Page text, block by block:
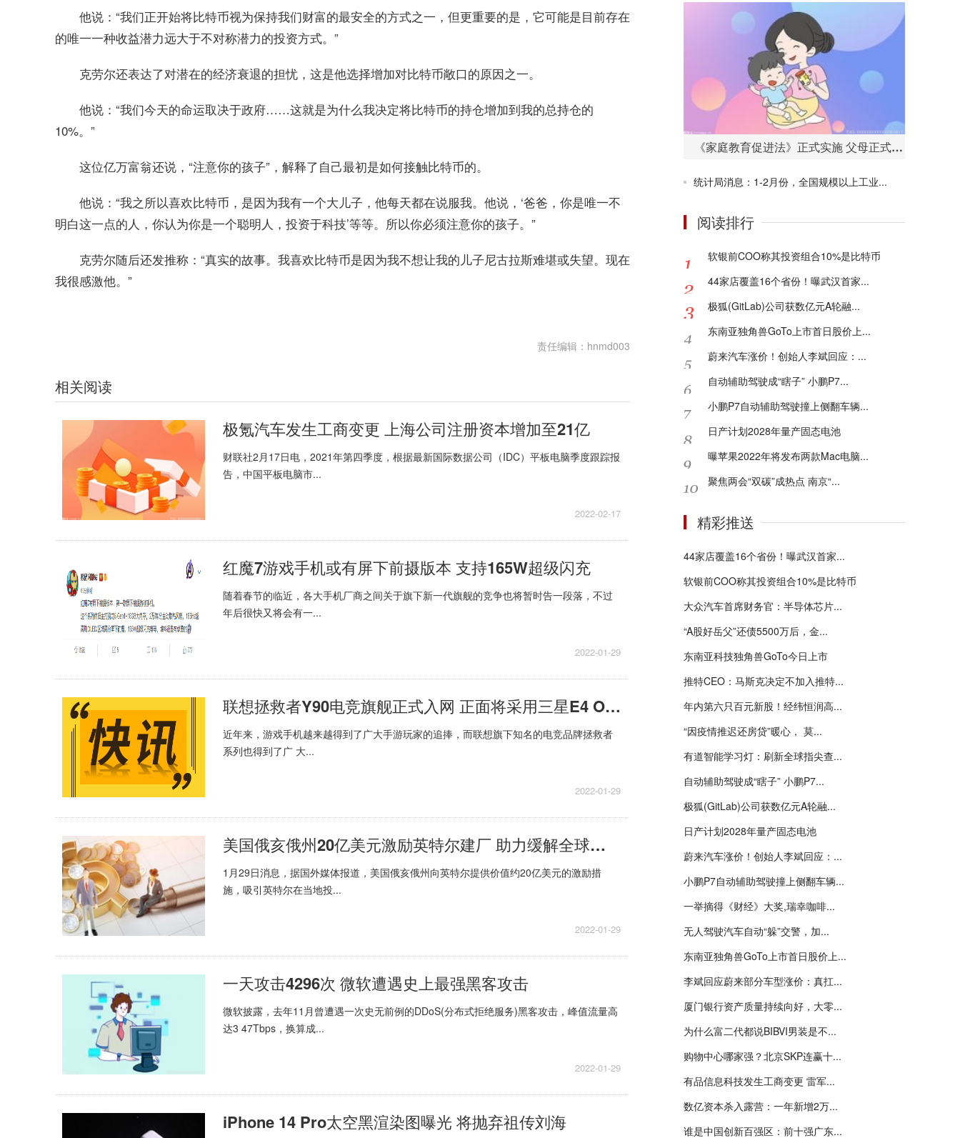
他说：“我们正开始将比特币视为保持我们财富的最安全的方式之一，但更重要的是，它可能是目前存在
的唯一一种收益潜力远大于不对称潜力的投资方式。”
克劳尔还表达了对潜在的经济衰退的担忧，这是他选择增加对比特币敞口的原因之一。
他说：“我们今天的命运取决于政府……这就是为什么我决定将比特币的持仓增加到我的总持仓的
10%。”
这位亿万富翁还说，“注意你的孩子”，解释了自己最初是如何接触比特币的。
他说：“我之所以喜欢比特币，是因为我有一个大儿子，他每天都在说服我。他说，‘爸爸，你是唯一不
明白这一点的人，你认为你是一个聪明人，投资于科技’等等。所以你必须注意你的孩子。”
克劳尔随后还发推称：“真实的故事。我喜欢比特币是因为我不想让我的儿子尼古拉斯难堪或失望。现在
我很感激他。”
责任编辑：hnmd003
相关阅读
极氪汽车发生工商变更 上海公司注册资本增加至21亿
财联社2月17日电，2021年第四季度，根据最新国际数据公司（IDC）平板电脑季度跟踪报
告，中国平板电脑市...
2022-02-17
红魔7游戏手机或有屏下前摄版本 支持165W超级闪充
随着春节的临近，各大手机厂商之间关于旗下新一代旗舰的竞争也将暂时告一段落，不过
年后很快又将会有一...
2022-01-29
联想拯救者Y90电竞旗舰正式入网 正面将采用三星E4 OLED屏幕
近年来，游戏手机越来越得到了广大手游玩家的追捧，而联想旗下知名的电竞品牌拯救者
系列也得到了广 大...
2022-01-29
美国俄亥俄州20亿美元激励英特尔建厂 助力缓解全球芯片短缺
1月29日消息，据国外媒体报道，美国俄亥俄州向英特尔提供价值约20亿美元的激励措
施，吸引英特尔在当地投...
2022-01-29
一天攻击4296次 微软遭遇史上最强黑客攻击
微软披露，去年11月曾遭遇一次史无前例的DDoS(分布式拒绝服务)黑客攻击，峰值流量高
达3 47Tbps，换算成...
2022-01-29
iPhone 14 Pro太空黑渲染图曝光 将抛弃祖传刘海
《家庭教育促进法》正式实施 父母正式进入“依法带娃”时代
统计局消息：1-2月份，全国规模以上工业...
阅读排行
软银前COO称其投资组合10%是比特币
44家店覆盖16个省份！曝武汉首家...
极狐(GitLab)公司获数亿元A轮融...
东南亚独角兽GoTo上市首日股价上...
蔚来汽车涨价！创始人李斌回应：...
自动辅助驾驶成“瞎子” 小鹏P7...
小鹏P7自动辅助驾驶撞上侧翻车辆...
日产计划2028年量产固态电池
曝苹果2022年将发布两款Mac电脑...
聚焦两会“双碳”成热点 南京“...
精彩推送
44家店覆盖16个省份！曝武汉首家...
软银前COO称其投资组合10%是比特币
大众汽车首席财务官：半导体芯片...
“A股好岳父”还债5500万后，金...
东南亚科技独角兽GoTo今日上市
推特CEO：马斯克决定不加入推特...
年内第六只百元新股！经纬恒润高...
“因疫情推迟还房贷”暖心， 莫...
有道智能学习灯：刷新全球指尖查...
自动辅助驾驶成“瞎子” 小鹏P7...
极狐(GitLab)公司获数亿元A轮融...
日产计划2028年量产固态电池
蔚来汽车涨价！创始人李斌回应：...
小鹏P7自动辅助驾驶撞上侧翻车辆...
一举摘得《财经》大奖,瑞幸咖啡...
无人驾驶汽车自动“躲”交警，加...
东南亚独角兽GoTo上市首日股价上...
李斌回应蔚来部分车型涨价：真扛...
厦门银行资产质量持续向好，大零...
为什么富二代都说BIBVI男装是不...
购物中心哪家强？北京SKP连赢十...
有品信息科技发生工商变更 雷军...
数亿资本杀入露营：一年新增2万...
谁是中国创新百强区：前十强广东...